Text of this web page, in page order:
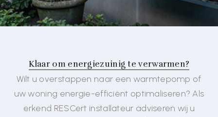
Klaar om energiezuinig te verwarmen?
Wilt u overstappen naar een warmtepomp of
uw woning energie-efficiënt optimaliseren? Als
erkend RESCert installateur adviseren wij u